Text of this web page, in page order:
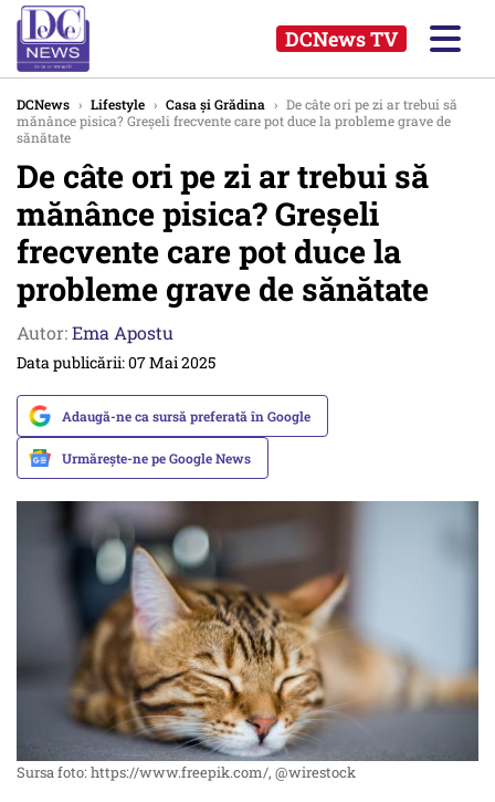
DCNews TV
DCNews › Lifestyle › Casa și Grădina › De câte ori pe zi ar trebui să
mănânce pisica? Greșeli frecvente care pot duce la probleme grave de
sănătate
De câte ori pe zi ar trebui să
mănânce pisica? Greșeli
frecvente care pot duce la
probleme grave de sănătate
Autor:Ema Apostu
Data publicării: 07 Mai 2025
Adaugă-ne ca sursă preferată în Google
Urmărește-ne pe Google News
Sursa foto: https://www.freepik.com/, @wirestock